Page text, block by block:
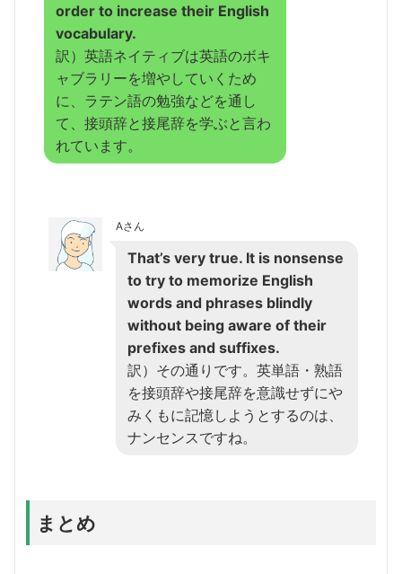
order to increase their English
vocabulary.
訳）英語ネイティブは英語のボキ
ャブラリーを増やしていくため
に、ラテン語の勉強などを通し
て、接頭辞と接尾辞を学ぶと言わ
れています。
Aさん
That’s very true. It is nonsense
to try to memorize English
words and phrases blindly
without being aware of their
prefixes and suffixes.
訳）その通りです。英単語・熟語
を接頭辞や接尾辞を意識せずにや
みくもに記憶しようとするのは、
ナンセンスですね。
まとめ